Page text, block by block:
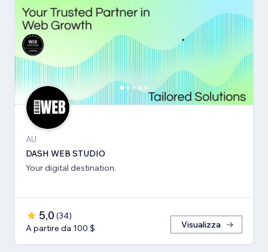
AU
DASH WEB STUDIO
Your digital destination.
5,0 (34)
A partire da 100 $
Visualizza